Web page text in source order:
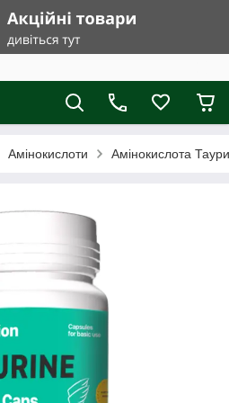
Амінокислоти Амінокислота